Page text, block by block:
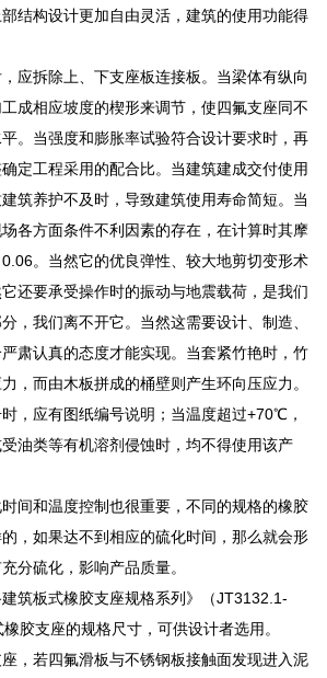
结构设计更加自由灵活，建筑的使用功能得
应拆除上、下支座板连接板。当梁体有纵向
成相应坡度的楔形来调节，使四氟支座同不
。当强度和膨胀率试验符合设计要求时，再
定工程采用的配合比。当建筑建成交付使用
筑养护不及时，导致建筑使用寿命简短。当
各方面条件不利因素的存在，在计算时其摩
。当然它的优良弹性、较大地剪切变形术
还要承受操作时的振动与地震载荷，是我们
，我们离不开它。当然这需要设计、制造、
肃认真的态度才能实现。当套紧竹艳时，竹
，而由木板拼成的桶壁则产生环向压应力。
，应有图纸编号说明；当温度超过+70℃，
油类等有机溶剂侵蚀时，均不得使用该产
间和温度控制也很重要，不同的规格的橡胶
，如果达不到相应的硫化时间，那么就会形
分硫化，影响产品质量。
筑板式橡胶支座规格系列》（JT3132.1-
胶支座的规格尺寸，可供设计者选用。
，若四氟滑板与不锈钢板接触面发现进入泥